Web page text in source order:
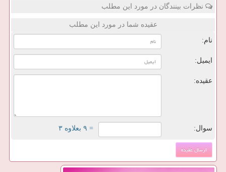
نظرات بینندگان در مورد این مطلب
عقیده شما در مورد این مطلب
نام:
ایمیل:
عقیده:
سوال: = ۹ بعلاوه ۳